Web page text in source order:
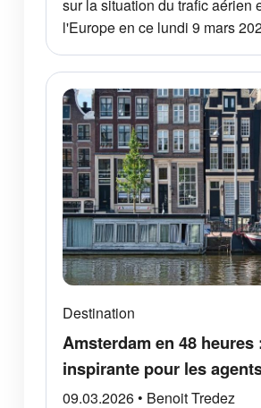
sur la situation du trafic aérien
l'Europe en ce lundi 9 mars
Destination
Amsterdam en 48
inspirante pour les
09.03.2026 • Benoit Tredez